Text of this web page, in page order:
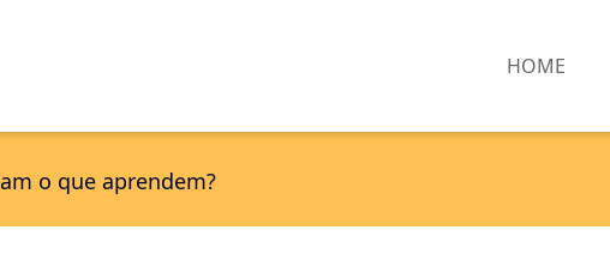
HOME
o que aprendem?